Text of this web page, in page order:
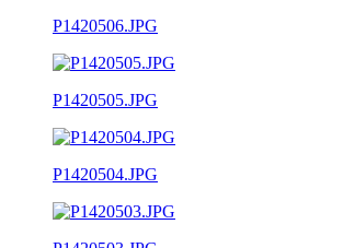
P1420506.JPG
P1420505.JPG
P1420504.JPG